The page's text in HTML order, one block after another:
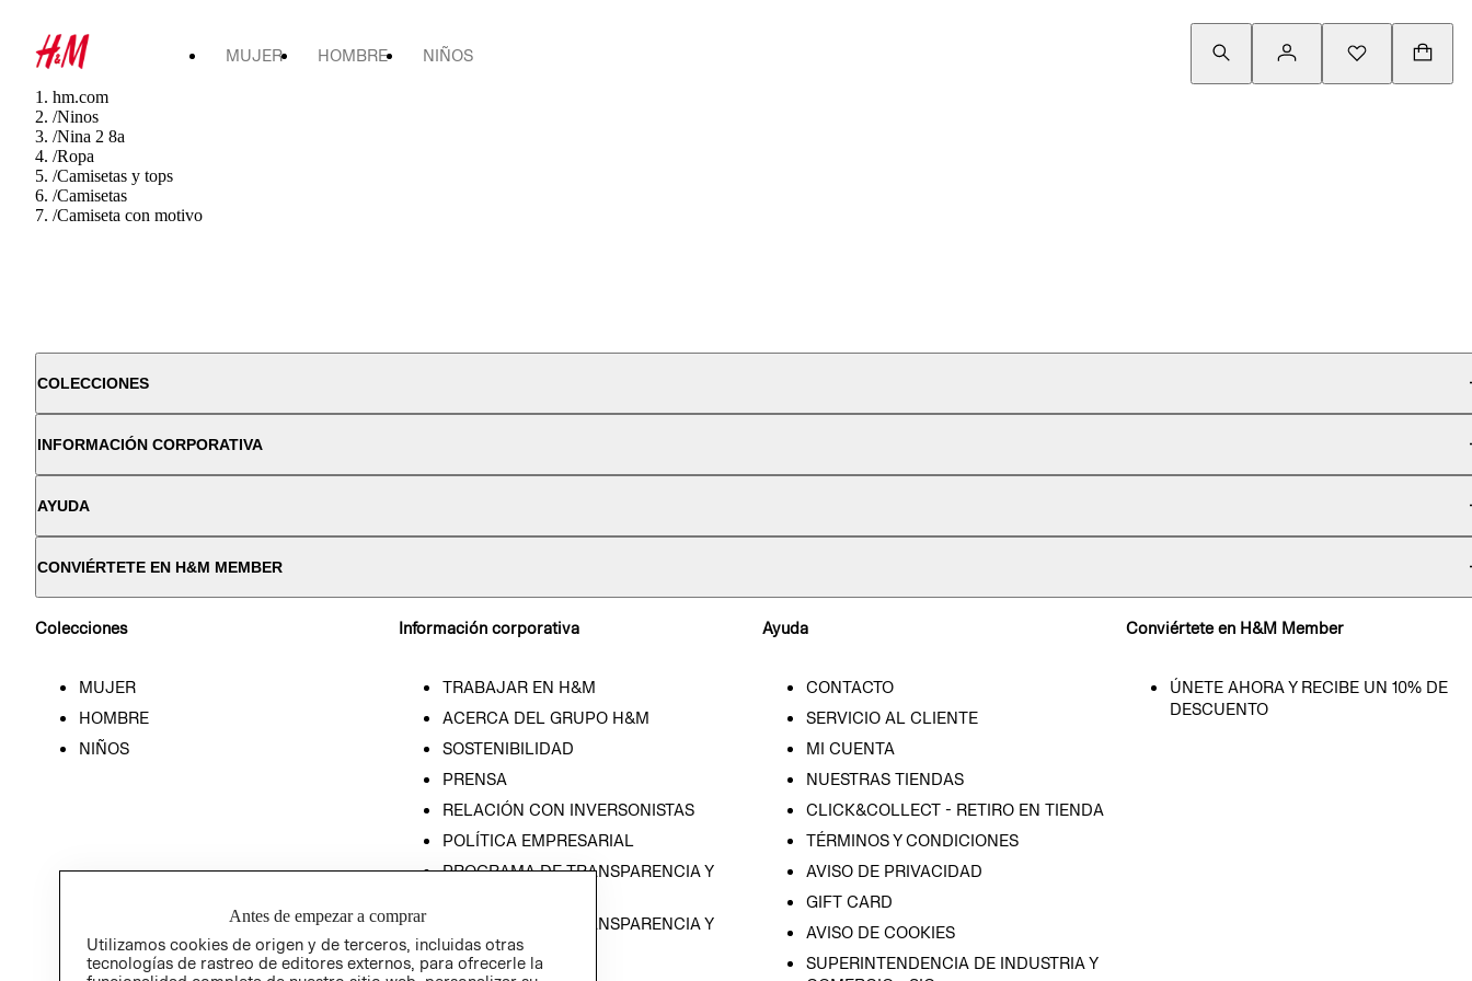
MUJER HOMBRE NIÑOS
hm.com
/Ninos
/Nina 2 8a
/Ropa
/Camisetas y tops
/Camisetas
/Camiseta con motivo
COLECCIONES
INFORMACIÓN CORPORATIVA
AYUDA
CONVIÉRTETE EN H&M MEMBER
Colecciones
MUJER
HOMBRE
NIÑOS
Información corporativa
TRABAJAR EN H&M
ACERCA DEL GRUPO H&M
SOSTENIBILIDAD
PRENSA
RELACIÓN CON INVERSONISTAS
POLÍTICA EMPRESARIAL
PROGRAMA DE TRANSPARENCIA Y
PROGRAMA DE TRANSPARENCIA Y
ÉTICA (INGLÉS)
Ayuda
CONTACTO
SERVICIO AL CLIENTE
MI CUENTA
NUESTRAS TIENDAS
CLICK&COLLECT - RETIRO EN TIENDA
TÉRMINOS Y CONDICIONES
AVISO DE PRIVACIDAD
GIFT CARD
AVISO DE COOKIES
SUPERINTENDENCIA DE INDUSTRIA Y
Conviértete en H&M Member
ÚNETE AHORA Y RECIBE UN 10% DE
DESCUENTO
Antes de empezar a comprar
Utilizamos cookies de origen y de terceros, incluidas otras
tecnologías de rastreo de editores externos, para ofrecerle la